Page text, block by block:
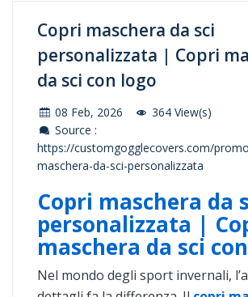
Copri maschera da sci
personalizzata | Copri
da sci con logo
08 Feb, 2026
364 View(s)
Source :
https://customgogglecovers.com/
maschera-da-sci-personalizzata
Copri maschera da
personalizzata |
maschera da sci
Nel mondo degli sport invernali,